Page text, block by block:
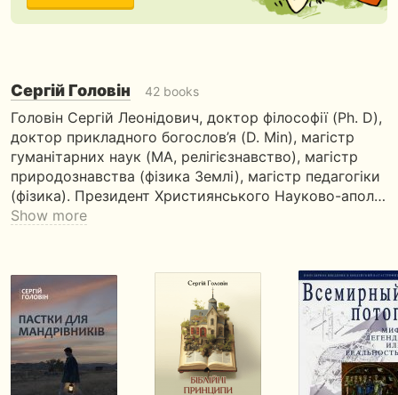
Сергій Головін 42 books
Головін Сергій Леонідович, доктор філософії (Ph. D),
доктор прикладного богослов’я (D. Min), магістр
гуманітарних наук (MA, релігієзнавство), магістр
природознавства (фізика Землі), магістр педагогіки
(фізика). Президент Християнського Науково-апол…
Show more